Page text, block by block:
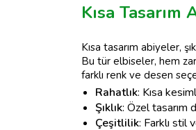
Kısa
Kısa tasarım abiyeler,
Bu tür elbiseler, hem
farklı renk ve desen
Rahatlık: Kısa
Şıklık: Özel tasarım
Çeşitlilik: Farklı stil